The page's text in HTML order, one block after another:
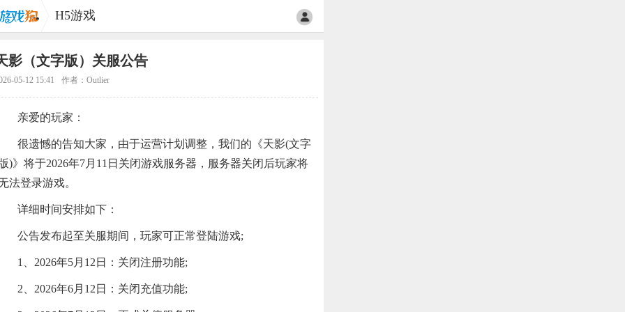
H5游戏
影（文字版）关服公告
05-12 15:41 作者：Outlier
亲爱的玩家：
很遗憾的告知大家，由于运营计划调整，我们的《天影(文字
)》将于2026年7月11日关闭游戏服务器，服务器关闭后玩家将
法登录游戏。
详细时间安排如下：
公告发布起至关服期间，玩家可正常登陆游戏;
1、2026年5月12日：关闭注册功能;
2、2026年6月12日：关闭充值功能;